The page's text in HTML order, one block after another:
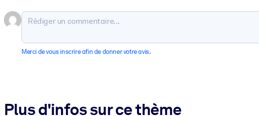
Merci de vous inscrire afin de donner votre avis.
Plus d'infos sur ce thème